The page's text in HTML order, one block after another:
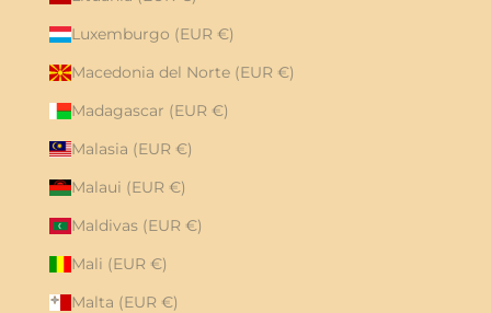
Luxemburgo (EUR €)
Macedonia del Norte (EUR €)
Madagascar (EUR €)
Malasia (EUR €)
Malaui (EUR €)
Maldivas (EUR €)
Mali (EUR €)
Malta (EUR €)